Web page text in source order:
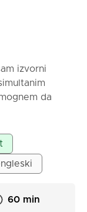
izvorni
da
Ako
fotografije
60 min